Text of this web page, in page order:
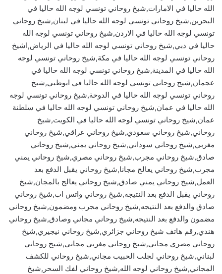
الله حاليا في الامارات,شيخ روحاني تونسي لوجه الله حاليا في
البحرين,شيخ روحاني تونسي لوجه الله حاليا في لبنان,شيخ روحاني
تونسي لوجه الله حاليا في الاردن,شيخ روحاني تونسي لوجه الله
حاليا في دبي,شيخ روحاني تونسي لوجه الله حاليا في الرياض,اشيخ
روحاني تونسي لوجه الله حاليا في مكة,شيخ روحاني تونسي لوجه
الله حاليا في المدينة,شيخ روحاني تونسي لوجه الله حاليا في
عجمان,شيخ روحاني تونسي لوجه الله حاليا في ابوظبي,شيخ
روحاني تونسي لوجه الله حاليا في الدوحة,شيخ روحاني تونسي لوجه
الله حاليا في عمان,شيخ روحاني تونسي لوجه الله حاليا في سلطنة
عمان,شيخ روحاني تونسي لوجه الله حاليا في الكويت,شيخ
روحاني,شيخ روحاني سعودي,شيخ روحاني عراقي,شيخ روحاني
مغربي,شيخ روحاني سوداني,شيخ روحاني يمني,شيخ روحاني
صادق,شيخ روحاني مجرب,شيخ روحاني مصري,شيخ روحاني يمني
مجرب,شيخ روحاني يعالج مجانا,شيخ روحاني يقبل الدفع بعد
العمل,شيخ روحاني يمني صادق,شيخ روحاني يعالج بالمجان,شيخ
روحاني يقبل الدفع بعد النتيجه,شيخ روحاني واتس اب,شيخ روحاني
صادق والدفع بعد النتيجه,شيخ روحاني مجرب ومضمون,شيخ روحاني
مضمون والدفع بعد النتيجه,شيخ روحاني مجاني وصادق,شيخ روحاني
هندي,رقم هاتف شيخ روحاني جزائري,شيخ روحاني نيجيري,شيخ
روحاني مصري مجاني,شيخ روحاني مغربي مجاني,شيخ روحاني
لبناني,شيخ روحاني لجلب الحبيب مجاني,شيخ روحاني للكشف
المجاني,شيخ روحاني لوجه الله,شيخ روحاني لفك السحر,شيخ